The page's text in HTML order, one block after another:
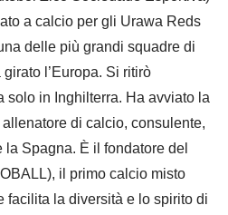
a calcio per gli Urawa Reds
delle più grandi squadre di
l’Europa. Si ritirò
solo in Inghilterra. Ha avviato la
di calcio, consulente,
Spagna. È il fondatore del
il primo calcio misto
facilita la diversità e lo spirito di